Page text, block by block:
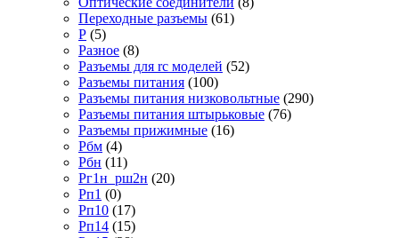
Переходные разъемы (61)
Р (5)
Разное (8)
Разъемы для rc моделей (52)
Разъемы питания (100)
Разъемы питания низковольтные (290)
Разъемы питания штырьковые (76)
Разъемы прижимные (16)
Рбм (4)
Рбн (11)
Рг1н_рш2н (20)
Рп1 (0)
Рп10 (17)
Рп14 (15)